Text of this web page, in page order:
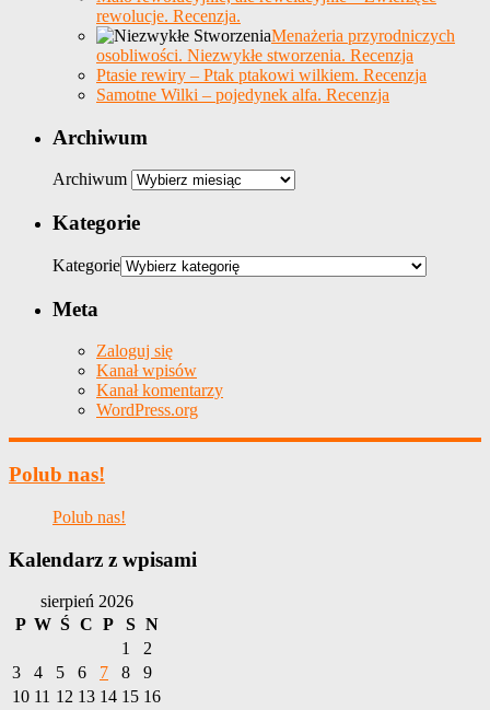
rewolucje. Recenzja.
Menażeria przyrodniczych
osobliwości. Niezwykłe stworzenia. Recenzja
Ptasie rewiry – Ptak ptakowi wilkiem. Recenzja
Samotne Wilki – pojedynek alfa. Recenzja
Archiwum
Archiwum
Kategorie
Kategorie
Meta
Zaloguj się
Kanał wpisów
Kanał komentarzy
WordPress.org
Polub nas!
Polub nas!
Kalendarz z wpisami
sierpień 2026
P W Ś C P S N
1
2
3
4 5 6 7 8
9
10 11 12 13 14 15 16